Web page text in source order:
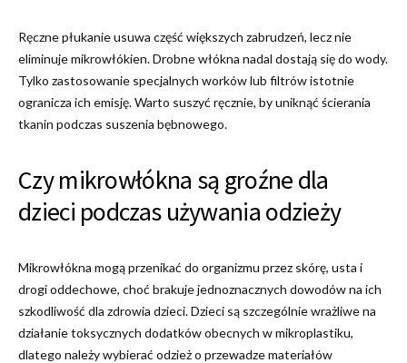
Ręczne płukanie usuwa część większych zabrudzeń, lecz nie
eliminuje mikrowłókien. Drobne włókna nadal dostają się do wody.
Tylko zastosowanie specjalnych worków lub filtrów istotnie
ogranicza ich emisję. Warto suszyć ręcznie, by uniknąć ścierania
tkanin podczas suszenia bębnowego.
Czy mikrowłókna są groźne dla
dzieci podczas używania odzieży
Mikrowłókna mogą przenikać do organizmu przez skórę, usta i
drogi oddechowe, choć brakuje jednoznacznych dowodów na ich
szkodliwość dla zdrowia dzieci. Dzieci są szczególnie wrażliwe na
działanie toksycznych dodatków obecnych w mikroplastiku,
dlatego należy wybierać odzież o przewadze materiałów